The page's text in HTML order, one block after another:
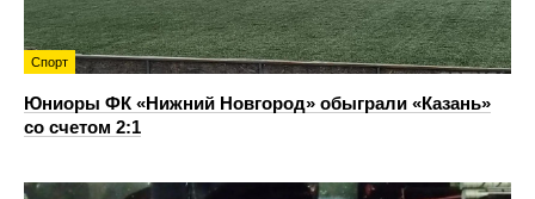
Спорт
Юниоры ФК «Нижний Новгород» обыграли «Казань»
со счетом 2:1